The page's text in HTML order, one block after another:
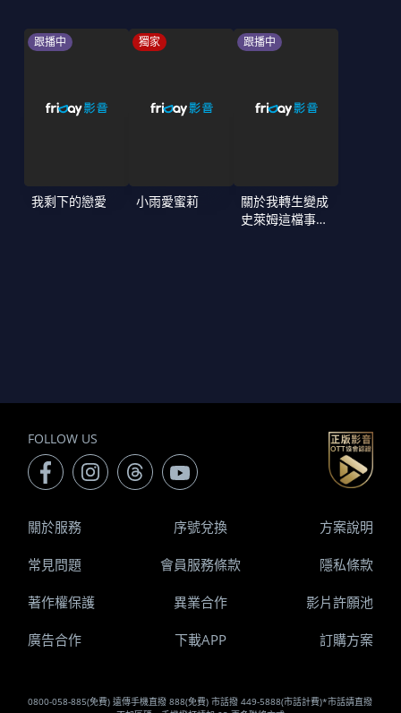
跟播中
我剩下的戀愛
獨家
小雨愛蜜莉
跟播中
關於我轉生變成
史萊姆這檔事
FOLLOW US
0800-058-885(免費) 遠傳手機直撥 888(免費) 市話撥 449-5888(市話計費)*市話請直撥
關於服務 序號兌換 方案說明
常見問題 會員服務條款 隱私條款
著作權保護 異業合作 影片許願池
廣告合作 下載APP 訂購方案